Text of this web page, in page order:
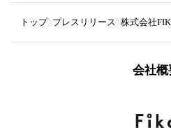
トップ プレスリリース 株式会社
会社概